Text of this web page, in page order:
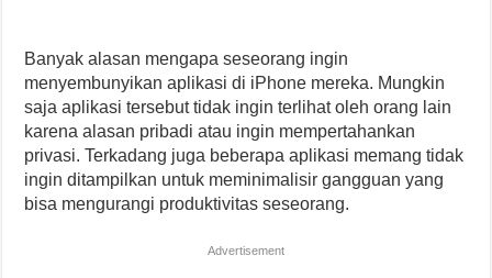
Banyak alasan mengapa seseorang ingin
menyembunyikan aplikasi di iPhone mereka. Mungkin
saja aplikasi tersebut tidak ingin terlihat oleh orang lain
karena alasan pribadi atau ingin mempertahankan
privasi. Terkadang juga beberapa aplikasi memang tidak
ingin ditampilkan untuk meminimalisir gangguan yang
bisa mengurangi produktivitas seseorang.
Advertisement